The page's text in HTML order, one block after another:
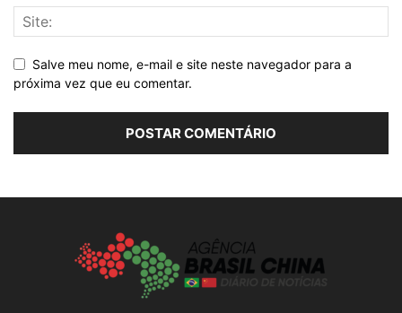
Salve meu nome, e-mail e site neste navegador para a
próxima vez que eu comentar.